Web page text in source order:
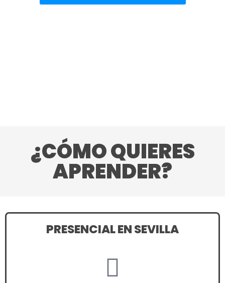
¿CÓMO QUIERES
APRENDER?
PRESENCIAL EN SEVILLA